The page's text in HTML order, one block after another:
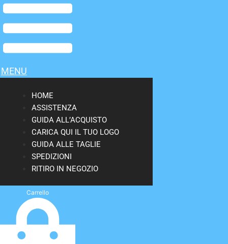
MENU
HOME
ASSISTENZA
GUIDA ALL’ACQUISTO
CARICA QUI IL TUO LOGO
GUIDA ALLE TAGLIE
SPEDIZIONI
RITIRO IN NEGOZIO
Carrello